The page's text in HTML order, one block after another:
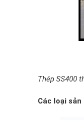
Thép SS400
Các loại